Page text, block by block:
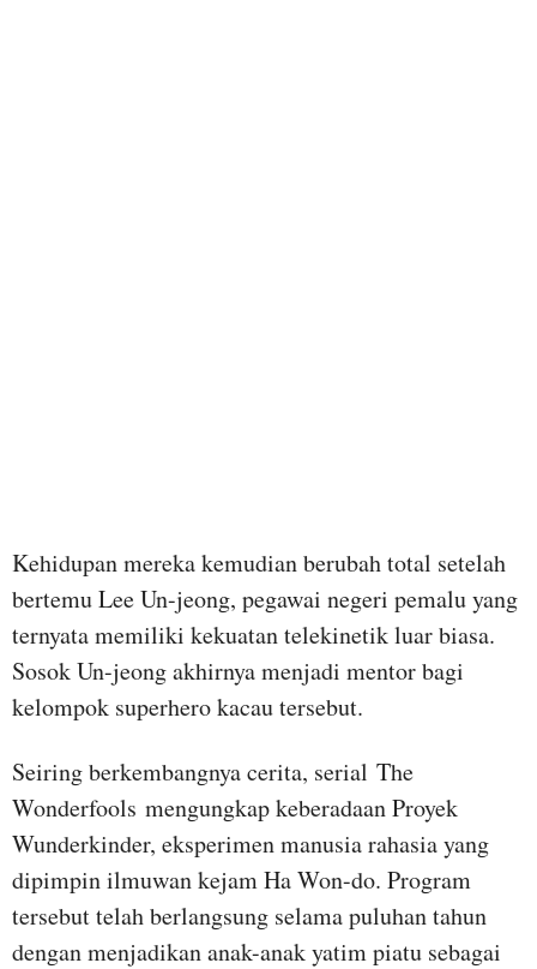
Kehidupan mereka kemudian berubah total setelah
bertemu Lee Un-jeong, pegawai negeri pemalu yang
ternyata memiliki kekuatan telekinetik luar biasa.
Sosok Un-jeong akhirnya menjadi mentor bagi
kelompok superhero kacau tersebut.
Seiring berkembangnya cerita, serial The
Wonderfools mengungkap keberadaan Proyek
Wunderkinder, eksperimen manusia rahasia yang
dipimpin ilmuwan kejam Ha Won-do. Program
tersebut telah berlangsung selama puluhan tahun
dengan menjadikan anak-anak yatim piatu sebagai